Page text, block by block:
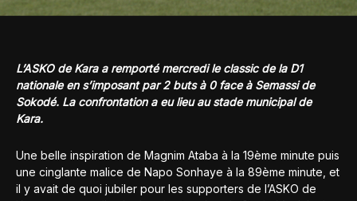
L’ASKO de Kara a remporté mercredi le classic de la D1
nationale en s’imposant par 2 buts à 0 face à Semassi de
Sokodé. La confrontation a eu lieu au stade municipal de
Kara.
Une belle inspiration de Magnim Ataba à la 19ème minute puis
une cinglante malice de Napo Sonhaye à la 89ème minute, et
il y avait de quoi jubiler pour les supporters de l’ASKO de